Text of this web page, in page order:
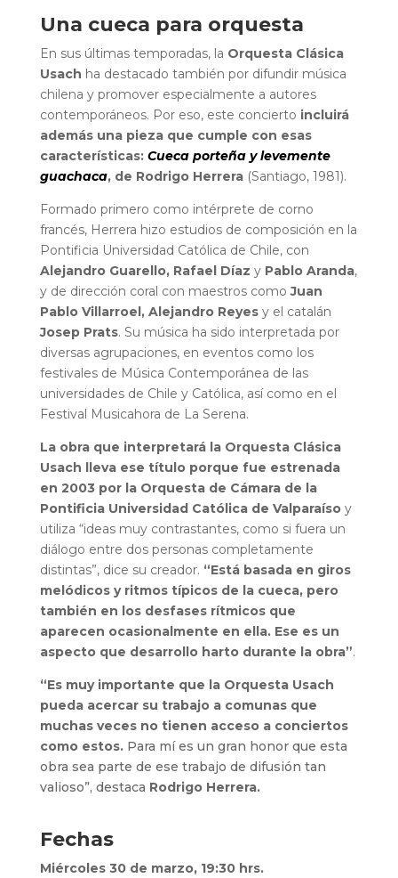
Una cueca para orquesta
En sus últimas temporadas, la Orquesta Clásica
Usach ha destacado también por difundir música
chilena y promover especialmente a autores
contemporáneos. Por eso, este concierto incluirá
además una pieza que cumple con esas
características: Cueca porteña y levemente
guachaca, de Rodrigo Herrera (Santiago, 1981).
Formado primero como intérprete de corno
francés, Herrera hizo estudios de composición en la
Pontificia Universidad Católica de Chile, con
Alejandro Guarello, Rafael Díaz yPablo Aranda,
y de dirección coral con maestros comoJuan
Pablo Villarroel, Alejandro Reyes y el catalán
Josep Prats. Su música ha sido interpretada por
diversas agrupaciones, en eventos como los
festivales de Música Contemporánea de las
universidades de Chile y Católica, así como en el
Festival Musicahora de La Serena.
La obra que interpretará la Orquesta Clásica
Usach lleva ese título porque fue estrenada
en 2003 por la Orquesta de Cámara de la
Pontificia Universidad Católica de Valparaísoy
utiliza “ideas muy contrastantes, como si fuera un
diálogo entre dos personas completamente
distintas”, dice su creador. “Está basada en giros
melódicos y ritmos típicos de la cueca, pero
también en los desfases rítmicos que
aparecen ocasionalmente en ella. Ese es un
aspecto que desarrollo harto durante la obra”.
“Es muy importante que la Orquesta Usach
pueda acercar su trabajo a comunas que
muchas veces no tienen acceso a conciertos
como estos. Para mí es un gran honor que esta
obra sea parte de ese trabajo de difusión tan
valioso”, destaca Rodrigo Herrera.
Fechas
Miércoles 30 de marzo, 19:30 hrs.